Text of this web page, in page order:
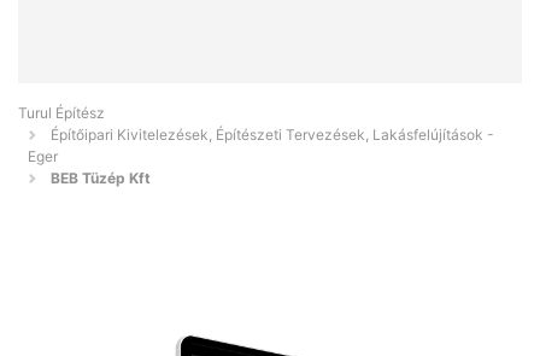
Turul Építész
Építőipari Kivitelezések, Építészeti Tervezések, Lakásfelújítások -
Eger
BEB Tüzép Kft